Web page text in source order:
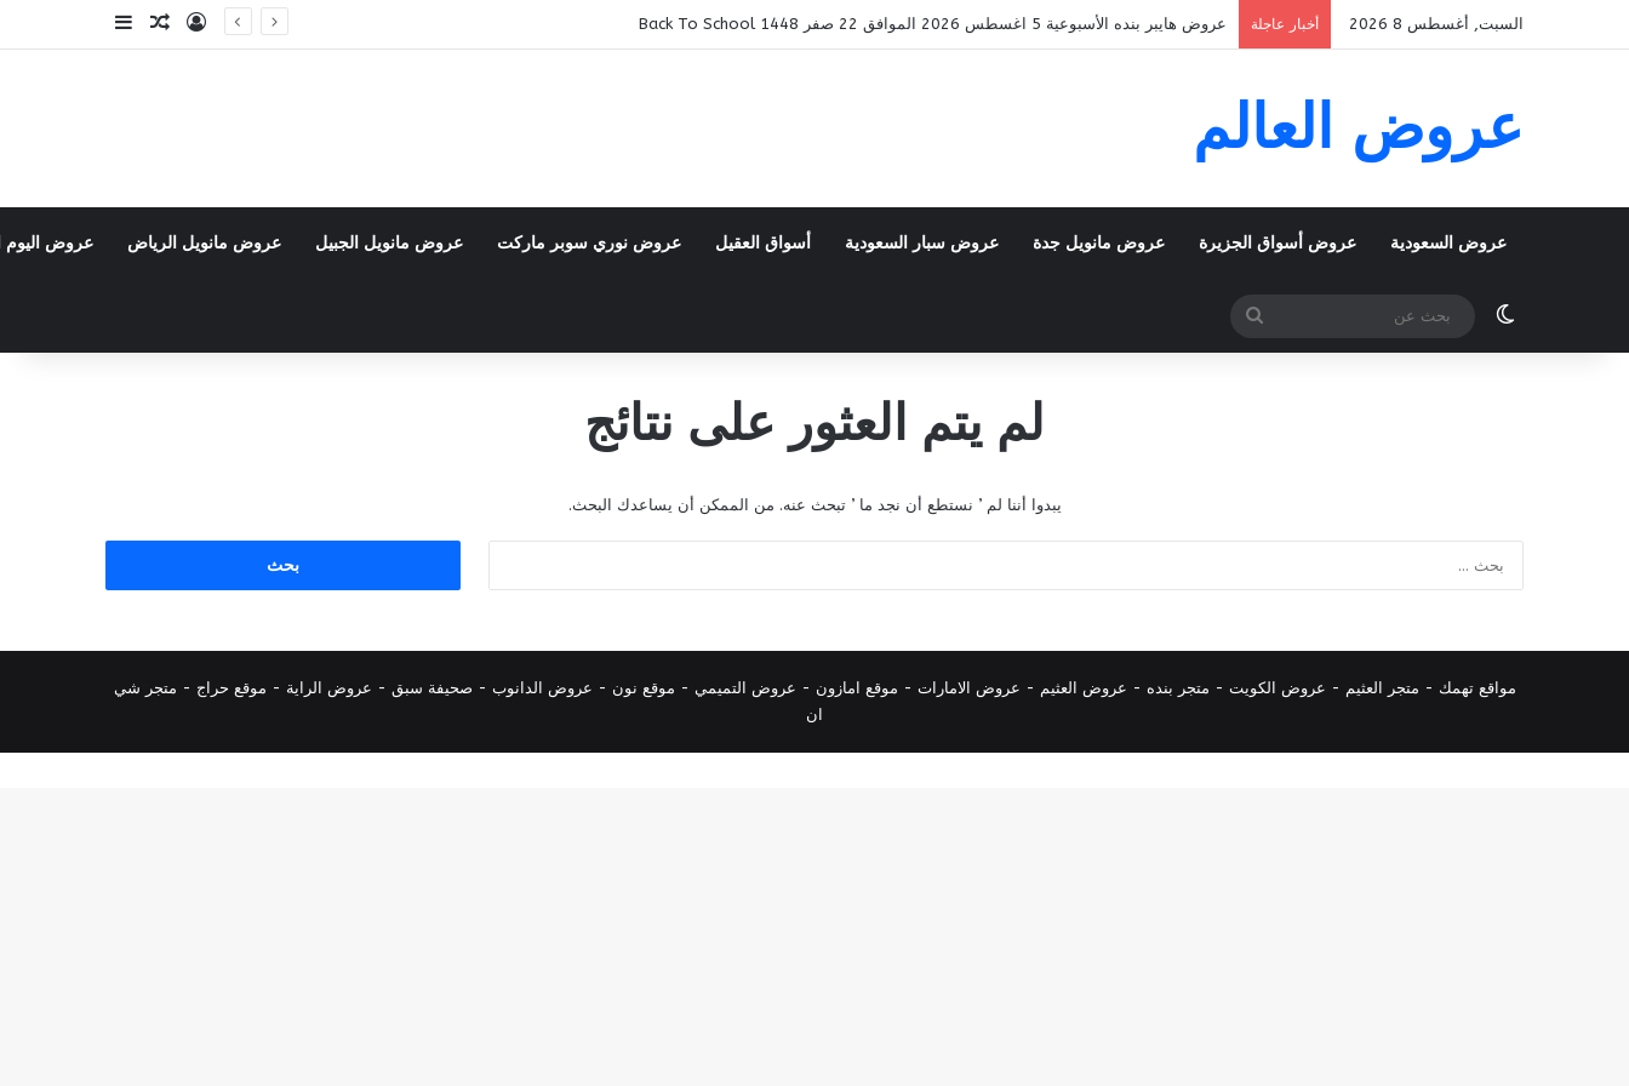
السبت, أغسطس 8 2026 أخبار عاجلة عروض هايبر بنده الأسبوعية 5 اغسطس 2026 الموافق 22 صفر 1448 Back To School تسجيل الدخول
مقال عشوائي
إضافة عمود
عروض العالم
عروض السعودية عروض أسواق الجزيرة عروض مانويل جدة عروض سبار السعودية أسواق العقيل عروض نوري سوبر ماركت عروض مانويل الجبيل عروض مانويل الرياض عروض اليوم
الوضع المظلم
بحث
عن
لم يتم العثور على نتائج
يبدوا أننا لم ’ نستطع أن نجد ما ’ تبحث عنه. من الممكن أن يساعدك البحث.
مواقع تهمك - متجر العثيم - عروض الكويت - متجر بنده - عروض العثيم - عروض الامارات - موقع امازون - عروض التميمي - موقع نون - عروض الدانوب - صحيفة سبق - عروض الراية - موقع حراج - متجر شي
ان